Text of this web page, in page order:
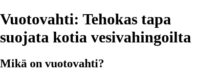
Vuotovahti: Tehokas tapa
suojata kotia vesivahingoilta
Mikä on vuotovahti?